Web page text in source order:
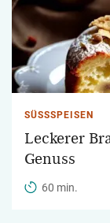
SÜSSSPEISEN
Leckerer
Genuss
60 min.